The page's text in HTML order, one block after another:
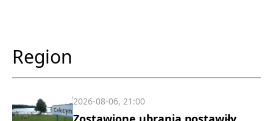
Region
2026-08-06, 21:00